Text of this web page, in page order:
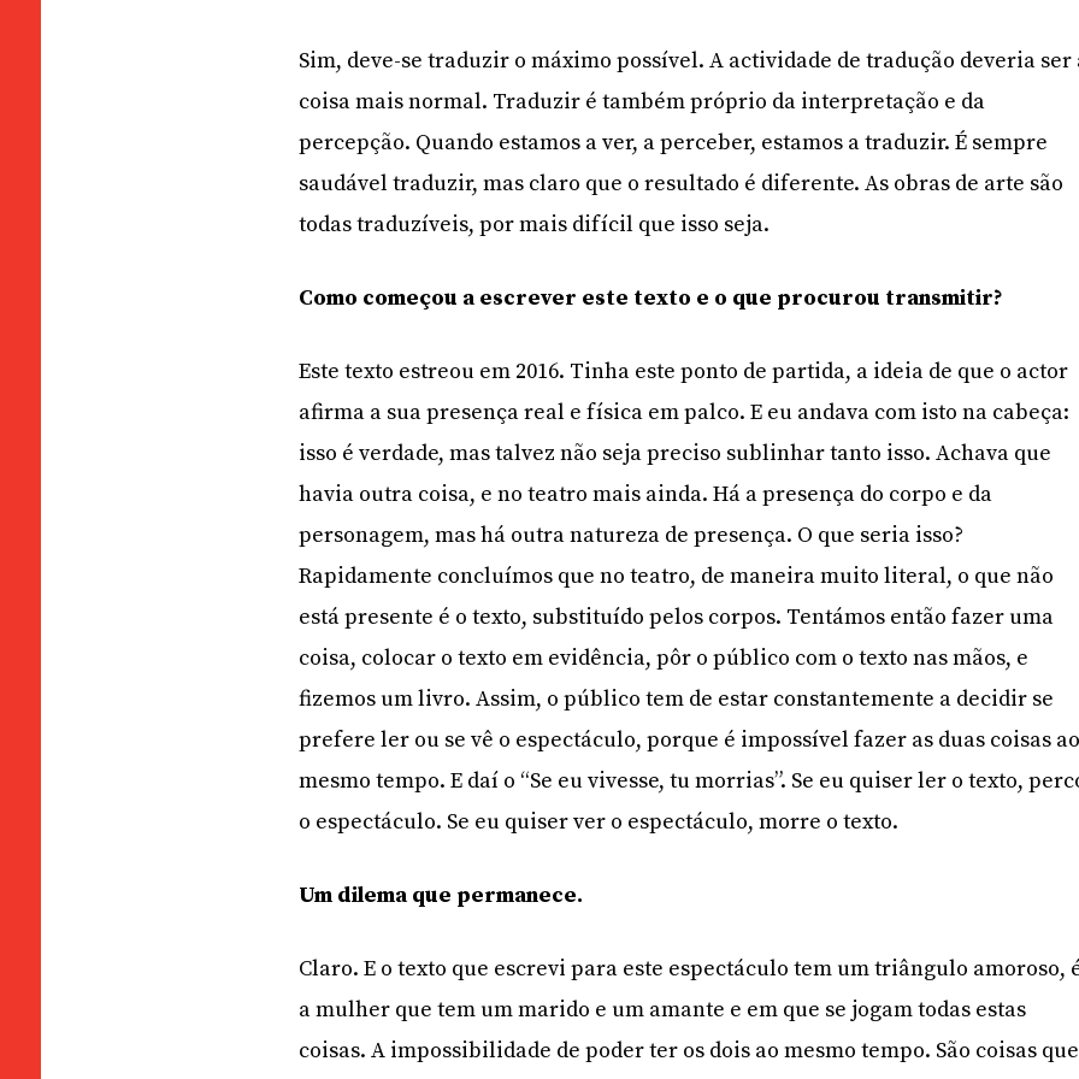
Sim, deve-se traduzir o máximo possível. A actividade de tradução deveria ser
coisa mais normal. Traduzir é também próprio da interpretação e da
percepção. Quando estamos a ver, a perceber, estamos a traduzir. É sempre
saudável traduzir, mas claro que o resultado é diferente. As obras de arte são
todas traduzíveis, por mais difícil que isso seja.
Como começou a escrever este texto e o que procurou transmitir?
Este texto estreou em 2016. Tinha este ponto de partida, a ideia de que o actor
afirma a sua presença real e física em palco. E eu andava com isto na cabeça:
isso é verdade, mas talvez não seja preciso sublinhar tanto isso. Achava que
havia outra coisa, e no teatro mais ainda. Há a presença do corpo e da
personagem, mas há outra natureza de presença. O que seria isso?
Rapidamente concluímos que no teatro, de maneira muito literal, o que não
está presente é o texto, substituído pelos corpos. Tentámos então fazer uma
coisa, colocar o texto em evidência, pôr o público com o texto nas mãos, e
fizemos um livro. Assim, o público tem de estar constantemente a decidir se
prefere ler ou se vê o espectáculo, porque é impossível fazer as duas coisas
mesmo tempo. E daí o “Se eu vivesse, tu morrias”. Se eu quiser ler o texto,
o espectáculo. Se eu quiser ver o espectáculo, morre o texto.
Um dilema que permanece.
Claro. E o texto que escrevi para este espectáculo tem um triângulo amoroso,
a mulher que tem um marido e um amante e em que se jogam todas estas
coisas. A impossibilidade de poder ter os dois ao mesmo tempo. São coisas que